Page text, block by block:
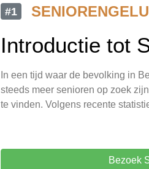
#1
Introductie tot
In een tijd waar de bevolking in
steeds meer senioren op zoek
te vinden. Volgens recente
Bezoek